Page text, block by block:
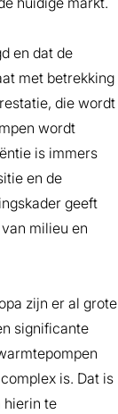
en dat de
met betrekking
die wordt
wordt
is immers
en de
geeft
milieu en
zijn er al grote
significante
is. Dat is
hierin te